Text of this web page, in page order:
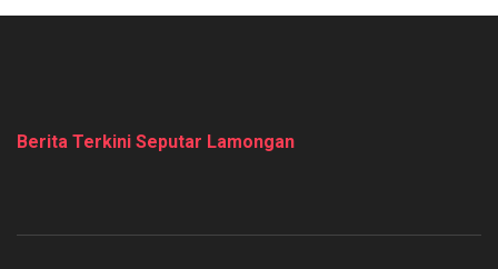
Berita Terkini Seputar Lamongan